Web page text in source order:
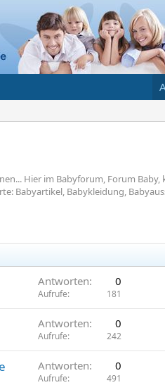
Hier im Babyforum, Forum Baby,
Babyartikel, Babykleidung,
Antworten 0
Aufrufe 181
Antworten 0
Aufrufe 242
Antworten 0
Aufrufe 491